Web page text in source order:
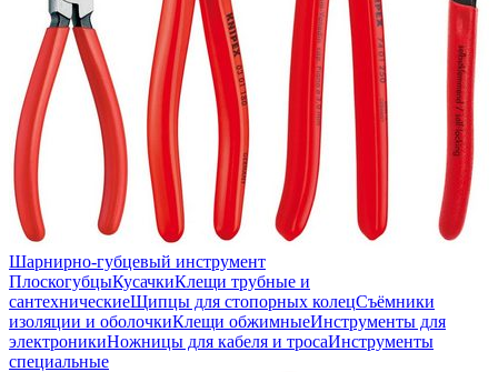
Шарнирно-губцевый инструмент
ПлоскогубцыКусачкиКлещи трубные и
сантехническиеЩипцы для стопорных колецСъёмники
изоляции и оболочкиКлещи обжимныеИнструменты для
электроникиНожницы для кабеля и тросаИнструменты
специальные